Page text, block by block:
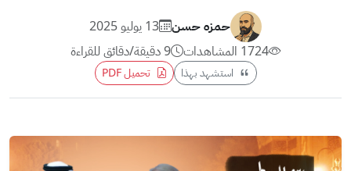
حمزه حسن
13 يوليو 2025
1724 المشاهدات
9 دقيقة/دقائق للقراءة
استشهد بهذا تحميل PDF